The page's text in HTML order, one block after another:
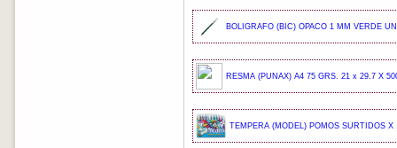
BOLIGRAFO (BIC) OPACO 1 MM VERDE
RESMA (PUNAX) A4 75 GRS. 21 x 29.7 X
TEMPERA (MODEL) POMOS SURTIDOS X